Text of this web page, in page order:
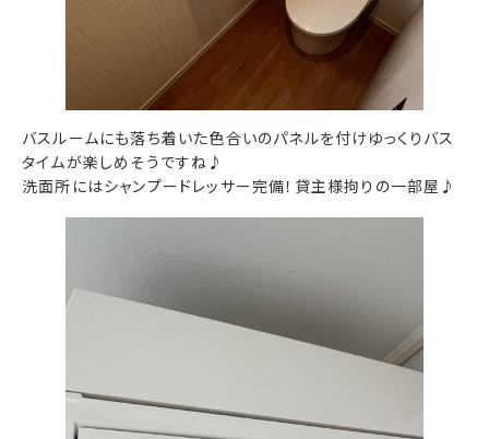
バスルームにも落ち着いた色合いのパネルを付けゆっくりバス
タイムが楽しめそうですね♪
洗面所にはシャンプードレッサー完備！貸主様拘りの一部屋♪